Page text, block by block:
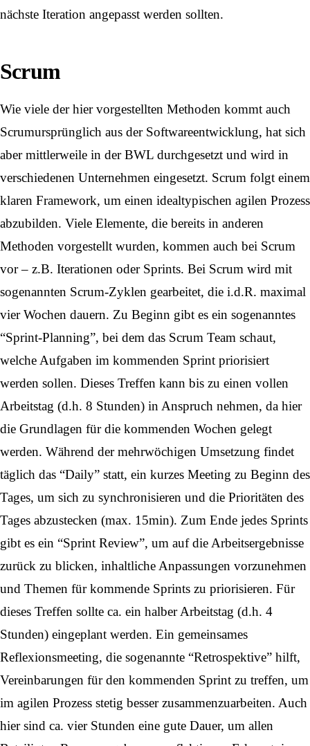
nächste Iteration angepasst werden sollten.
Scrum
Wie viele der hier vorgestellten Methoden kommt auch
Scrumursprünglich aus der Softwareentwicklung, hat sich
aber mittlerweile in der BWL durchgesetzt und wird in
verschiedenen Unternehmen eingesetzt. Scrum folgt einem
klaren Framework, um einen idealtypischen agilen Prozess
abzubilden. Viele Elemente, die bereits in anderen
Methoden vorgestellt wurden, kommen auch bei Scrum
vor – z.B. Iterationen oder Sprints. Bei Scrum wird mit
sogenannten Scrum-Zyklen gearbeitet, die i.d.R. maximal
vier Wochen dauern. Zu Beginn gibt es ein sogenanntes
“Sprint-Planning”, bei dem das Scrum Team schaut,
welche Aufgaben im kommenden Sprint priorisiert
werden sollen. Dieses Treffen kann bis zu einen vollen
Arbeitstag (d.h. 8 Stunden) in Anspruch nehmen, da hier
die Grundlagen für die kommenden Wochen gelegt
werden. Während der mehrwöchigen Umsetzung findet
täglich das “Daily” statt, ein kurzes Meeting zu Beginn des
Tages, um sich zu synchronisieren und die Prioritäten des
Tages abzustecken (max. 15min). Zum Ende jedes Sprints
gibt es ein “Sprint Review”, um auf die Arbeitsergebnisse
zurück zu blicken, inhaltliche Anpassungen vorzunehmen
und Themen für kommende Sprints zu priorisieren. Für
dieses Treffen sollte ca. ein halber Arbeitstag (d.h. 4
Stunden) eingeplant werden. Ein gemeinsames
Reflexionsmeeting, die sogenannte “Retrospektive” hilft,
Vereinbarungen für den kommenden Sprint zu treffen, um
im agilen Prozess stetig besser zusammenzuarbeiten. Auch
hier sind ca. vier Stunden eine gute Dauer, um allen